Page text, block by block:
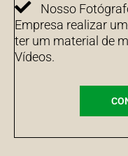
Nosso
Empresa realizar
ter um material de
Vídeos.